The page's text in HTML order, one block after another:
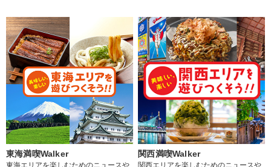
東海満喫Walker
東海エリアを楽しむためのニュースや
関西満喫Walker
関西エリアを楽しむためのニュースや